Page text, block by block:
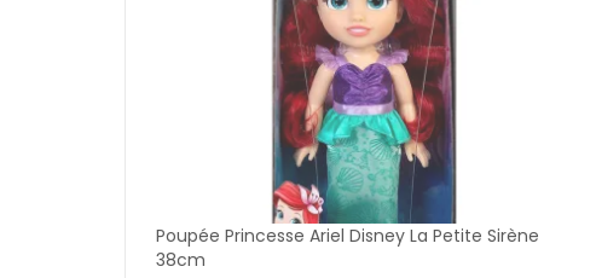
Poupée Princesse Ariel Disney La Petite Sirène
38cm